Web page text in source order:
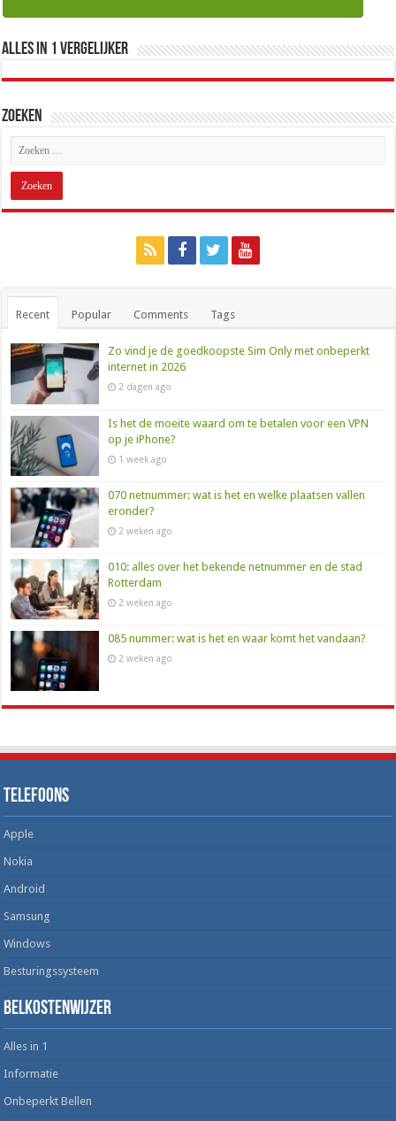
Alles in 1 Vergelijker
Zoeken
Recent Popular Comments Tags
Zo vind je de goedkoopste Sim Only met onbeperkt
internet in 2026
2 dagen ago
Is het de moeite waard om te betalen voor een VPN
op je iPhone?
1 week ago
070 netnummer: wat is het en welke plaatsen vallen
eronder?
2 weken ago
010: alles over het bekende netnummer en de stad
Rotterdam
2 weken ago
085 nummer: wat is het en waar komt het vandaan?
2 weken ago
Telefoons
Apple
Nokia
Android
Samsung
Windows
Besturingssysteem
Belkostenwijzer
Alles in 1
Informatie
Onbeperkt Bellen